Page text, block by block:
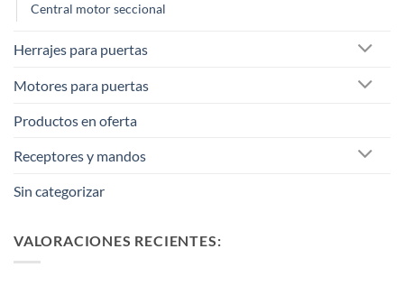
Central motor seccional
Herrajes para puertas
Motores para puertas
Productos en oferta
Receptores y mandos
Sin categorizar
VALORACIONES RECIENTES: